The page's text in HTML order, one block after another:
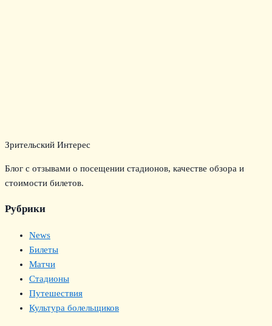
Зрительский Интерес
Блог с отзывами о посещении стадионов, качестве обзора и
стоимости билетов.
Рубрики
News
Билеты
Матчи
Стадионы
Путешествия
Культура болельщиков